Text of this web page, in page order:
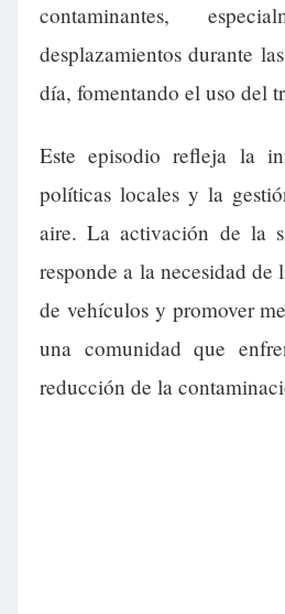
contaminantes,
desplazamientos durante
día, fomentando el uso del
Este episodio refleja la
políticas locales y la
aire. La activación de la
responde a la necesidad de
de vehículos y promover
una comunidad que
reducción de la